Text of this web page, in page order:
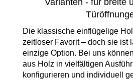
Die klassische einflügelige
zeitloser Favorit – doch sie ist
einzige Option. Bei uns
aus Holz in vielfältigen
konfigurieren und individuell